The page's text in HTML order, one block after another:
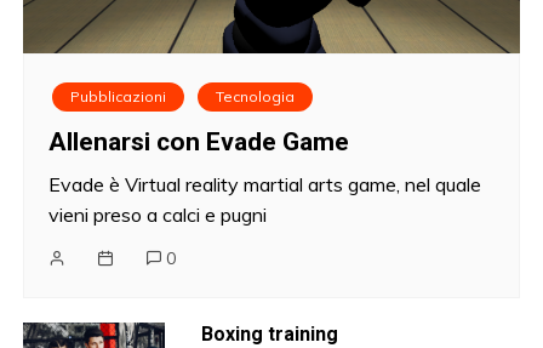
Pubblicazioni Tecnologia
Allenarsi con Evade Game
Evade è Virtual reality martial arts game, nel quale
vieni preso a calci e pugni
0
Boxing training